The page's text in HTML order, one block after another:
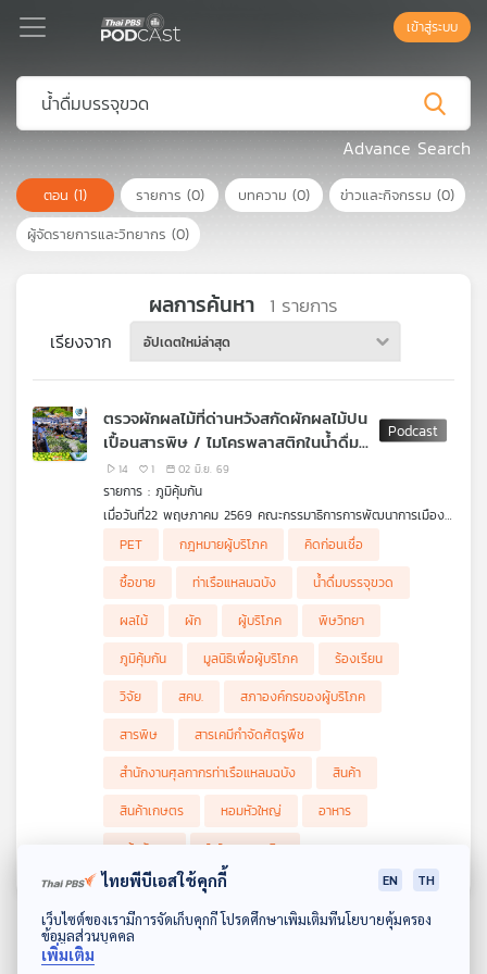
Podcast
เพล
ย์
ลิ
เพล
สต์
ดาวน์โหลด Thai PBS Podcast Application
เข้าสู่ระบบ
Advance Search
ตอน (1) รายการ (0) บทความ (0) ข่าวและกิจกรรม (0)
ผู้จัดรายการและวิทยากร (0)
ผลการค้นหา 1 รายการ
เรียงจาก อัปเดตใหม่ล่าสุด
ตรวจผักผลไม้ที่ด่านหวังสกัดผักผลไม้ปน
เปื้อนสารพิษ / ไมโครพลาสติกในน้ำดื่ม
บรรจุขวด
14 1 02 มิ.ย. 69
รายการ : ภูมิคุ้มกัน
เมื่อวันที่22 พฤษภาคม 2569 คณะกรรมาธิการการพัฒนาการเมือง
การมีส่วนร่วมของประชาชน สิทธิมนุษยชน สิทธิ เสรีภาพ และการ
คุ้มครองผู้บริโภค วุฒิสภา, และ Thai-PAN (เครือข่ายเตือนภัยสาร
เคมีกำจัดศัตรูพืช) ลงพื้นที่ร่วมประชุมแลกเปลี่ยนความคิดเห็นเกี่ยว
กับการตรวจสอบสินค้านำเข้า ที่สำนักงานศุลกากรท่าเรือแหลมฉบัง
ด่านอาหารและยา ท่าเรือแหลมฉบัง และด่านตรวจพืชท่าเรือแหลมฉบัง
เพื่อหารือการดำเนินงานตามแนวทาง 1DAAN/1LAB/1DAY ทราบผล
การตรวจวิเคราะห์ภายใน 24 ชั่วโมง และแนวปฏิบัติต่อผักและผลไม้ที่
ไม่ผ่านมาตรฐาน เช่น กระบวนการ Re-export พร้อมสุ่มเก็บ
ตัวอย่าง แก้วมังกร จากเวียดนาม และหอมหัวใหญ่ จากออสเตรเลีย
คุยกับ คุณปรกชล อู๋ทรัพย์ จาก Thai-PAN
คิดก่อนเชื่อ กับ ดร.แก้ว กังสดาลอำไพ นักพิษวิทยา กับ ชนาธิป
ไพรพงค์
ตอน ไมโครพลาสติกในน้ำดื่มบรรจุขวด
PET กฎหมายผู้บริโภค
คิดก่อนเชื่อ
ซื้อขาย
ท่าเรือแหลมฉบัง
น้ำดื่มบรรจุขวด
ผลไม้
ผัก ผู้บริโภค
พิษวิทยา
ภูมิคุ้มกัน
มูลนิธิเพื่อผู้บริโภค
ร้องเรียน
วิจัย
สคบ.
สภาองค์กรของผู้บริโภค
สารพิษ
สารเคมีกำจัดศัตรูพืช
สำนักงานศุลกากรท่าเรือแหลมฉบัง
สินค้า
สินค้าเกษตร
หอมหัวใหญ่
อาหาร
แก้วมังกร
ไมโครพลาสติก
ไทยพีบีเอสใช้คุกกี้ EN TH
เว็บไซต์ของเรามีการจัดเก็บคุกกี้ โปรดศึกษาเพิ่มเติมที่นโยบายคุ้มครอง
ข้อมูลส่วนบุคคล
เพิ่มเติม